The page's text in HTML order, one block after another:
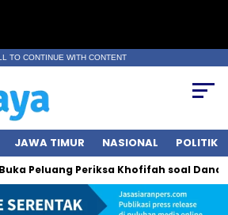
TO CONTINUE WITH CONTENT
JAWA TIMUR NASIONAL POLITIK
Periksa Khofifah soal Dana Hibah